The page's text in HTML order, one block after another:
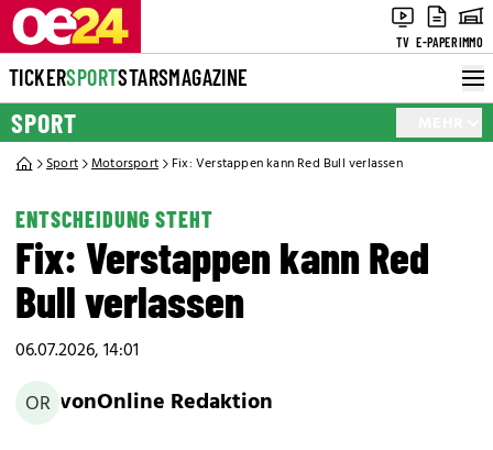
TV E-PAPERIMMO
TICKERSPORTSTARSMAGAZINE
SPORT
Sport Motorsport Fix: Verstappen kann Red Bull verlassen
ENTSCHEIDUNG STEHT
Fix: Verstappen kann Red
Bull verlassen
06.07.2026, 14:01
OR vonOnline Redaktion